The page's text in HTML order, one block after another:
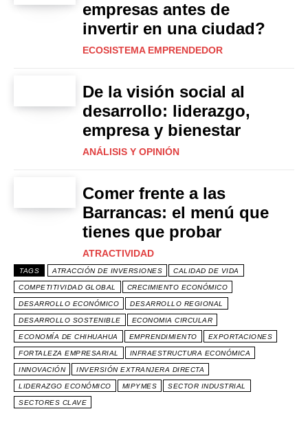
empresas antes de
invertir en una ciudad?
ECOSISTEMA EMPRENDEDOR
De la visión social al
desarrollo: liderazgo,
empresa y bienestar
ANÁLISIS Y OPINIÓN
Comer frente a las
Barrancas: el menú que
tienes que probar
ATRACTIVIDAD
TAGS ATRACCIÓN DE INVERSIONES CALIDAD DE VIDA
COMPETITIVIDAD GLOBAL CRECIMIENTO ECONÓMICO
DESARROLLO ECONÓMICO DESARROLLO REGIONAL
DESARROLLO SOSTENIBLE ECONOMIA CIRCULAR
ECONOMÍA DE CHIHUAHUA EMPRENDIMIENTO EXPORTACIONES
FORTALEZA EMPRESARIAL INFRAESTRUCTURA ECONÓMICA
INNOVACIÓN INVERSIÓN EXTRANJERA DIRECTA
LIDERAZGO ECONÓMICO MIPYMES SECTOR INDUSTRIAL
SECTORES CLAVE